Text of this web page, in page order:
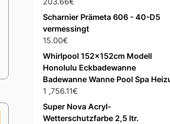
Scharnier Prämeta 606 - 40-D5
vermessingt
15.00€
Whirlpool 152x152cm Modell
Honolulu Eckbadewanne
Badewanne Wanne Pool Spa
1 ,756.11€
Super Nova Acryl-
Wetterschutzfarbe 2,5 ltr.